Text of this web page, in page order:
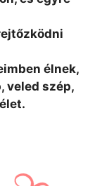
élnek,
veled szép,